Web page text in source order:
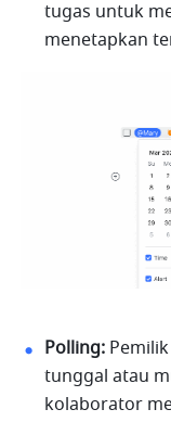
tugas untuk
menetapkan
Polling:
tunggal atau
kolaborator